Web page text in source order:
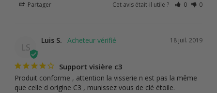
Partager Cet avis était-il utile ? 0 0
LS
18 juil. 2019
Luis S.
Support visière c3
Produit conforme , attention la visserie n est pas la même
que celle d origine C3 , munissez vous de clé étoile.